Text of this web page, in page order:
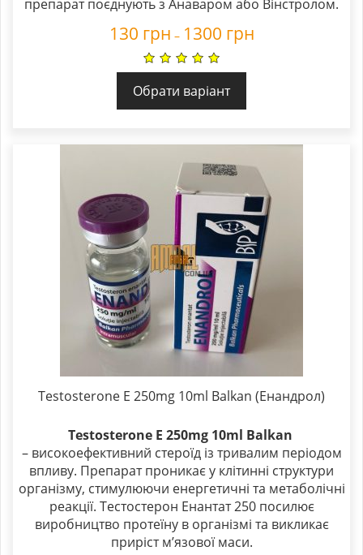
препарат поєднують з Анаваром або Вінстролом.
130 грн – 1300 грн
Обрати варіант
Testosterone E 250mg 10ml Balkan (Енандрол)
Testosterone E 250mg 10ml Balkan
– високоефективний стероїд із тривалим періодом
впливу. Препарат проникає у клітинні структури
організму, стимулюючи енергетичні та метаболічні
реакції. Тестостерон Енантат 250 посилює
виробництво протеїну в організмі та викликає
приріст м’язової маси.